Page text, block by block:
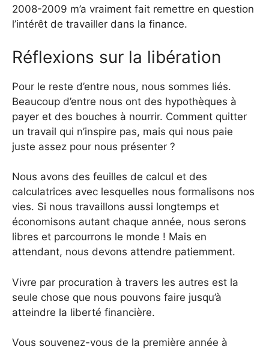
2008-2009 m’a vraiment fait remettre en question
l’intérêt de travailler dans la finance.
Réflexions sur la libération
Pour le reste d’entre nous, nous sommes liés.
Beaucoup d’entre nous ont des hypothèques à
payer et des bouches à nourrir. Comment quitter
un travail qui n’inspire pas, mais qui nous paie
juste assez pour nous présenter ?
Nous avons des feuilles de calcul et des
calculatrices avec lesquelles nous formalisons nos
vies. Si nous travaillons aussi longtemps et
économisons autant chaque année, nous serons
libres et parcourrons le monde ! Mais en
attendant, nous devons attendre patiemment.
Vivre par procuration à travers les autres est la
seule chose que nous pouvons faire jusqu’à
atteindre la liberté financière.
Vous souvenez-vous de la première année à